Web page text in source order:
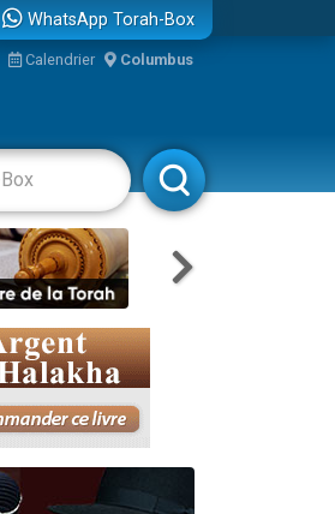
WhatsApp Torah-Box
Calendrier Columbus
Rabbanim